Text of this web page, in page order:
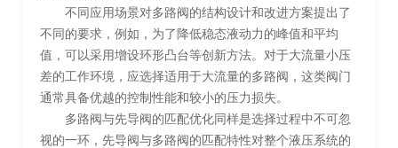
不同应用场景对多路阀的结构设计和改进方案提出了
不同的要求，例如，为了降低稳态液动力的峰值和平均
值，可以采用增设环形凸台等创新方法。对于大流量小压
差的工作环境，应选择适用于大流量的多路阀，这类阀门
通常具备优越的控制性能和较小的压力损失。
多路阀与先导阀的匹配优化同样是选择过程中不可忽
视的一环，先导阀与多路阀的匹配特性对整个液压系统的